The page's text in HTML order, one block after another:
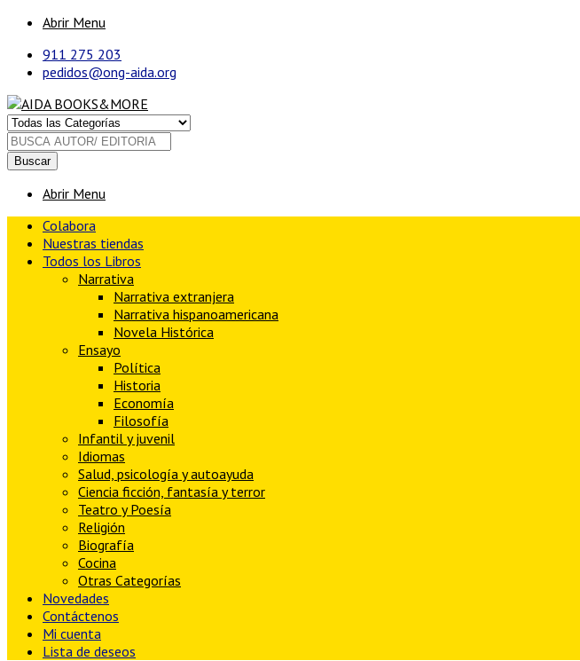
Abrir Menu
911 275 203
pedidos@ong-aida.org
Buscar
Abrir Menu
Colabora
Nuestras tiendas
Todos los Libros
Narrativa
Narrativa extranjera
Narrativa hispanoamericana
Novela Histórica
Ensayo
Política
Historia
Economía
Filosofía
Infantil y juvenil
Idiomas
Salud, psicología y autoayuda
Ciencia ficción, fantasía y terror
Teatro y Poesía
Religión
Biografía
Cocina
Otras Categorías
Novedades
Contáctenos
Mi cuenta
Lista de deseos